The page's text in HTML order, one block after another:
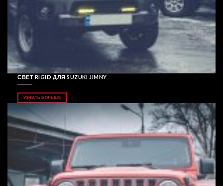
СВЕТ RIGID ДЛЯ SUZUKI JIMNY
УЗНАТЬ БОЛЬШЕ